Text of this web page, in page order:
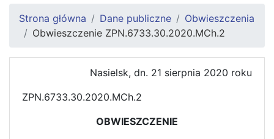
Strona główna Dane publiczne
Obwieszczenia
Obwieszczenie ZPN.6733.30.2020.MCh.2
Nasielsk, dn. 21 sierpnia 2020 roku
ZPN.6733.30.2020.MCh.2
OBWIESZCZENIE